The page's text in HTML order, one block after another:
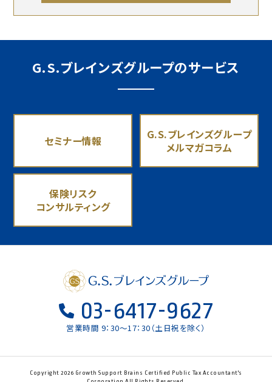
G.S.ブレインズグループのサービス
セミナー情報
G.S.ブレインズグループ
メルマガコラム
保険リスク
コンサルティング
03-6417-9627
営業時間 9：30〜17：30（土日祝を除く）
Copyright 2026 Growth Support Brains Certified Public Tax Accountant's